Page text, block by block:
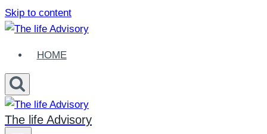
Skip to content
HOME
The life Advisory